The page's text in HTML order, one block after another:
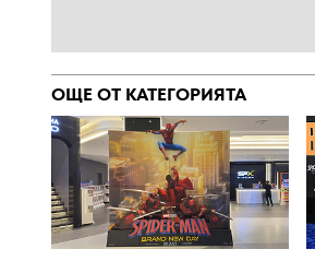
ОЩЕ ОТ КАТЕГОРИЯТА